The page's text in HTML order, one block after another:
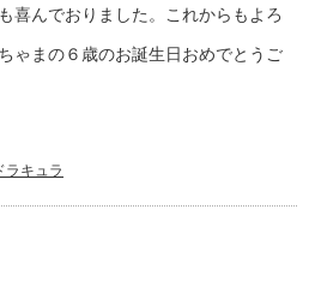
喜んでおりました。これからもよろ
ゃまの６歳のお誕生日おめでとうご
ラキュラ